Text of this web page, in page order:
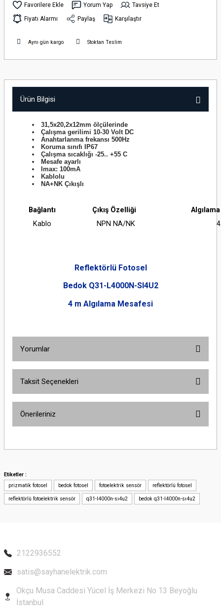
Yorum Yap
Tavsiye Et
Fiyatı Alarmı
Paylaş Karşılaştır
Aynı gün kargo Stoktan Teslim
Ürün Bilgisi
31,5x20,2x12mm ölçülerinde
Çalışma gerilimi 10-30 Volt DC
Anahtarlanma frekansı 500Hz
Koruma sınıfı IP67
Çalışma sıcaklığı -25.. +55 C
Mesafe ayarlı
Imax: 100mA
Kablolu
NA+NK Çıkışlı
Bağlantı Çıkış Özelliği
Kablo
NPN NA/NK
Reflektörlü Fotosel
Bedok Q31-L4000N-SI4U2
4 m Algılama Mesafesi
Yorumlar
Taksit Seçenekleri
Önerileriniz
yetersiz gördüğünüz noktaları öneri formunu kullanarak tarafımıza
Ürün resmi kalitesiz, bozuk veya görüntülenemiyor.
Ürün açıklamasında eksik bilgiler bulunuyor.
Etiketler :
prizmatik fotosel
bedok fotosel fotoelektrik sensör reflektörlü fotosel
reflektörlü fotoelektrik sensör q31-l4000n-sı4u2 bedok q31-l4000n-sı4u2
2122936552
satis@sayhanelektrik.com
Okçu Musa Caddesi Yücel İş Merkezi No 13 Beyoğlu
İstanbul